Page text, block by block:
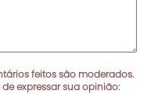
feitos são moderados.
expressar sua opinião: